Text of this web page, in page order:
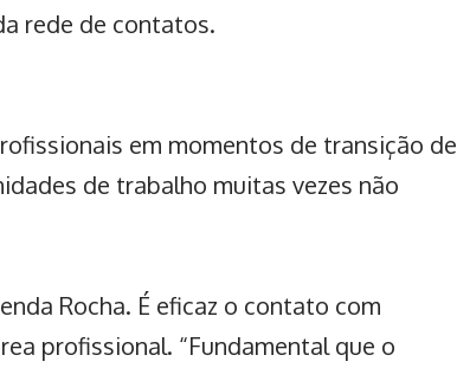
rede de contatos.
em momentos de transição de
de trabalho muitas vezes não
Rocha. É eficaz o contato com
profissional. “Fundamental que o